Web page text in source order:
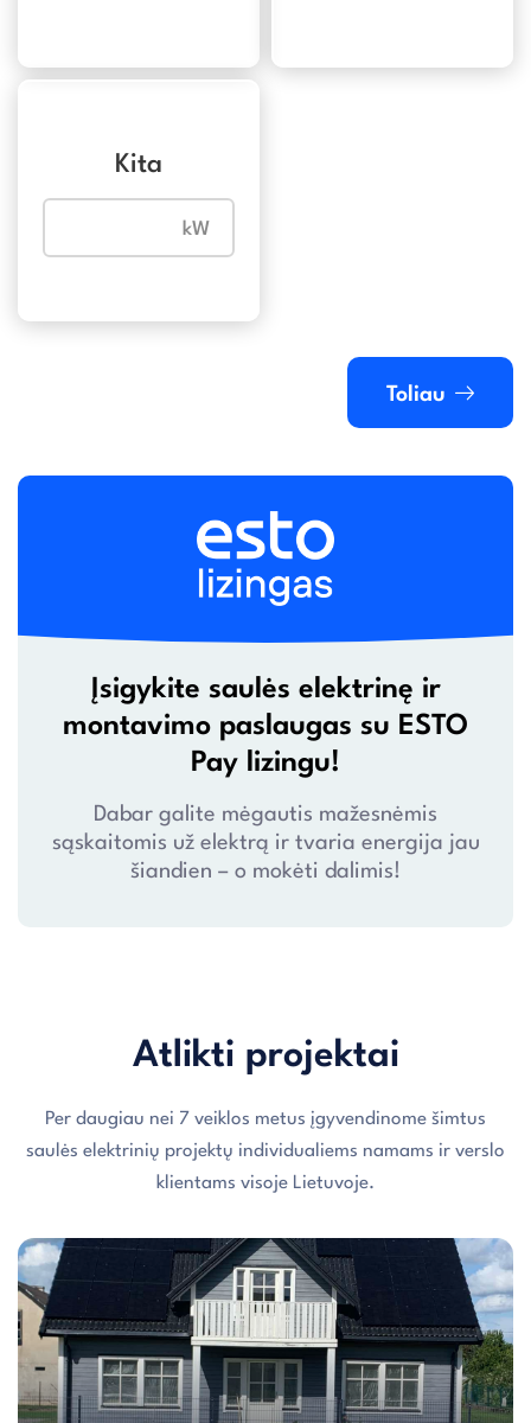
Kita
Toliau
Įsigykite saulės elektrinę ir
montavimo paslaugas su ESTO
Pay lizingu!
Dabar galite mėgautis mažesnėmis
sąskaitomis už elektrą ir tvaria energija jau
šiandien – o mokėti dalimis!
Atlikti projektai
Per daugiau nei 7 veiklos metus įgyvendinome šimtus
saulės elektrinių projektų individualiems namams ir verslo
klientams visoje Lietuvoje.